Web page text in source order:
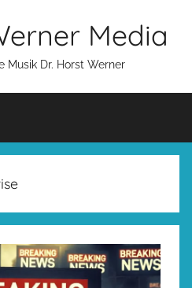
Media
Musik Dr. Horst Werner